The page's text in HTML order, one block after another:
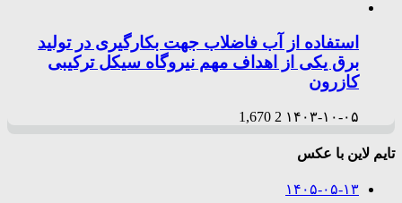
استفاده از آب فاضلاب جهت بکارگیری در تولید
برق یکی از اهداف مهم نیروگاه سیکل ترکیبی
کازرون
۱۴۰۳-۱۰-۰۵ 2
1,670
تایم لاین با عکس
۱۴۰۵-۰۵-۱۳